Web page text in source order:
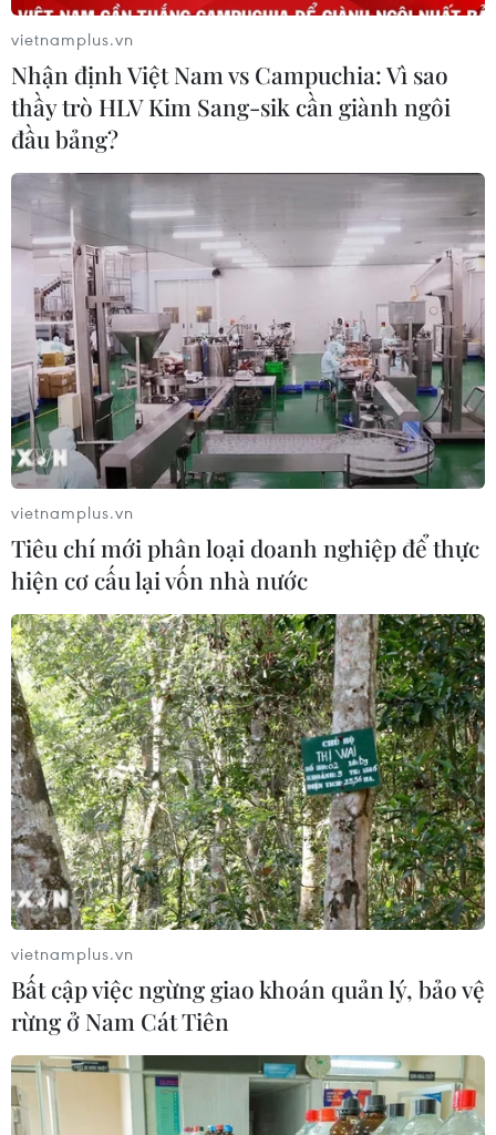
của Đại hội Đảng lần thứ XIII
02/02/2021 12:05
Tổng Bí thư, Thủ tướng Lào đã điện đàm với Tổng Bí thư,
Chủ tịch nước Nguyễn Phú Trọng chúc mừng thành công
Đại hội lần thứ XIII, chúc mừng 91 năm Ngày thành lập
Đảng Cộng sản Việt Nam.
91 năm thành lập Đảng: Mở ra tương lai
tươi sáng cho dân tộc Việt Nam
02/02/2021 23:43
Nhìn vào khuyết điểm để sửa chữa chính là cơ sở bồi
đắp niềm tin vào Đảng, để dân tin, dân yêu và hết lòng
xây dựng, bảo vệ Đảng, để cùng Đảng hiện thực hóa
khát vọng đất nước Việt Nam hùng cường.
vietnamplus.vn
Nhận định Việt Nam vs Campuchia: Vì sao
thầy trò HLV Kim Sang-sik cần giành ngôi
đầu bảng?
vietnamplus.vn
Tiêu chí mới phân loại doanh nghiệp để thực
hiện cơ cấu lại vốn nhà nước
vietnamplus.vn
Bất cập việc ngừng giao khoán quản lý, bảo vệ
rừng ở Nam Cát Tiên